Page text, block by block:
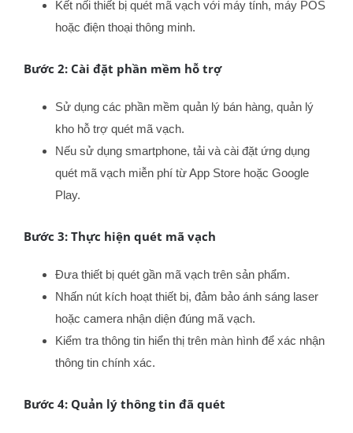
Kết nối thiết bị quét mã vạch với máy tính, máy POS
hoặc điện thoại thông minh.
Bước 2: Cài đặt phần mềm hỗ trợ
Sử dụng các phần mềm quản lý bán hàng, quản lý
kho hỗ trợ quét mã vạch.
Nếu sử dụng smartphone, tải và cài đặt ứng dụng
quét mã vạch miễn phí từ App Store hoặc Google
Play.
Bước 3: Thực hiện quét mã vạch
Đưa thiết bị quét gần mã vạch trên sản phẩm.
Nhấn nút kích hoạt thiết bị, đảm bảo ánh sáng laser
hoặc camera nhận diện đúng mã vạch.
Kiểm tra thông tin hiển thị trên màn hình để xác nhận
thông tin chính xác.
Bước 4: Quản lý thông tin đã quét